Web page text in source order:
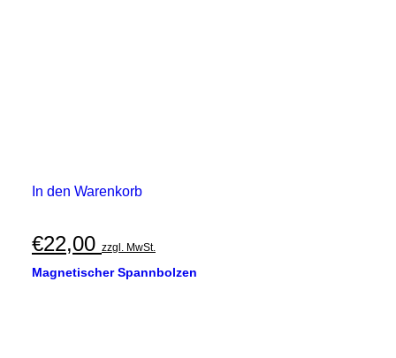
In den Warenkorb
€22,00 zzgl. MwSt.
Magnetischer Spannbolzen